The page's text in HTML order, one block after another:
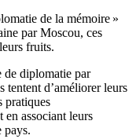
de la mémoire »
par Moscou, ces
fruits.
de diplomatie par
tentent d’améliorer leurs
pratiques
en associant leurs
pays.